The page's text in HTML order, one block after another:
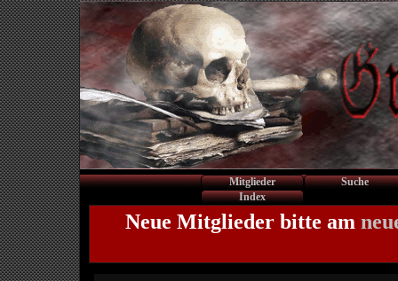
Mitglieder
Suche
Index
Neue Mitglieder bitte am